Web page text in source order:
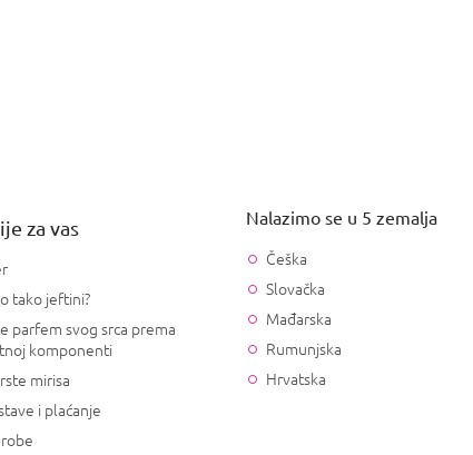
za vas
tako jeftini?
parfem svog srca prema
komponenti
mirisa
i plaćanje
Nalazimo se u 5 zemalja
Češka
Slovačka
Mađarska
Rumunjska
Hrvatska